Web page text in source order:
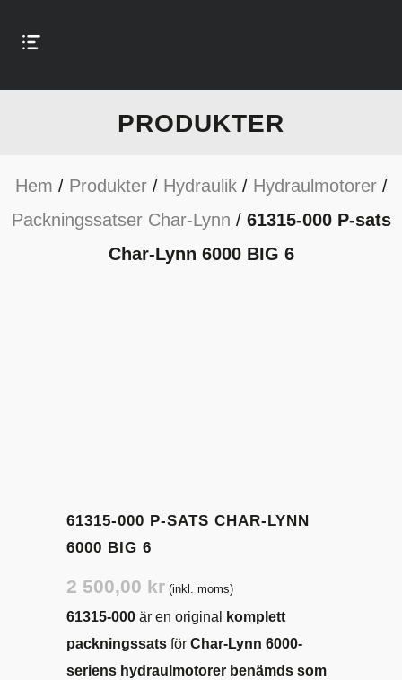
PRODUKTER
Hem / Produkter/ Hydraulik/ Hydraulmotorer/
Packningssatser Char-Lynn / 61315-000 P-sats
Char-Lynn 6000 BIG 6
61315-000 P-SATS CHAR-LYNN
6000 BIG 6
2 500,00 kr (inkl. moms)
61315-000 är en original
komplett
packningssats för Char-Lynn 6000-
seriens hydraulmotorer benämds som